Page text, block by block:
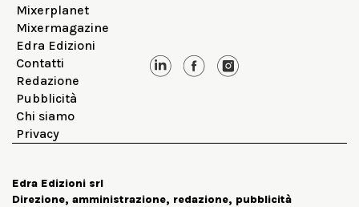
Mixerplanet
Mixermagazine
Edra Edizioni
Contatti
Redazione
Pubblicità
Chi siamo
Privacy
Edra Edizioni srl
Direzione, amministrazione, redazione, pubblicità